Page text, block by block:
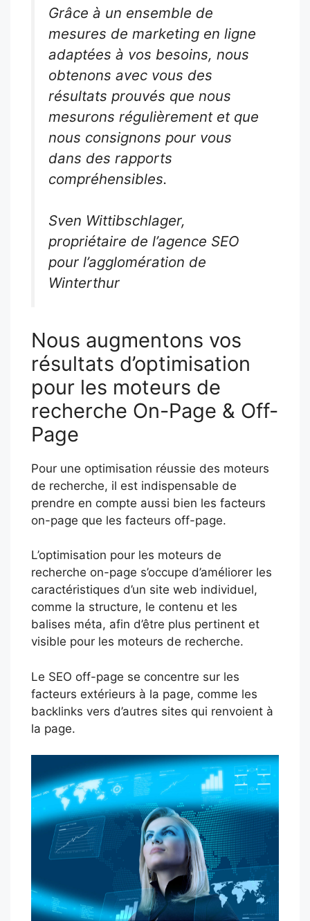
Grâce à un ensemble de
mesures de marketing en ligne
adaptées à vos besoins, nous
obtenons avec vous des
résultats prouvés que nous
mesurons régulièrement et que
nous consignons pour vous
dans des rapports
compréhensibles.
Sven Wittibschlager,
propriétaire de l’agence SEO
pour l’agglomération de
Winterthur
Nous augmentons vos
résultats d’optimisation
pour les moteurs de
recherche On-Page & Off-
Page
Pour une optimisation réussie des moteurs
de recherche, il est indispensable de
prendre en compte aussi bien les facteurs
on-page que les facteurs off-page.
L’optimisation pour les moteurs de
recherche on-page s’occupe d’améliorer les
caractéristiques d’un site web individuel,
comme la structure, le contenu et les
balises méta, afin d’être plus pertinent et
visible pour les moteurs de recherche.
Le SEO off-page se concentre sur les
facteurs extérieurs à la page, comme les
backlinks vers d’autres sites qui renvoient à
la page.